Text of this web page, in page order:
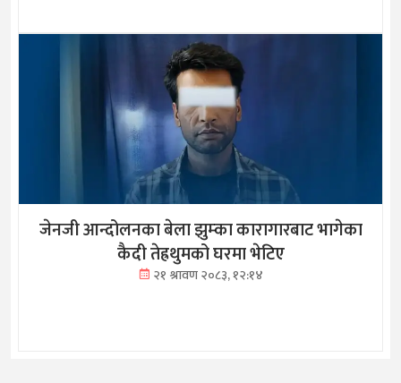
जेनजी आन्दोलनका बेला झुम्का कारागारबाट भागेका
कैदी तेह्रथुमको घरमा भेटिए
२१ श्रावण २०८३, १२:१४